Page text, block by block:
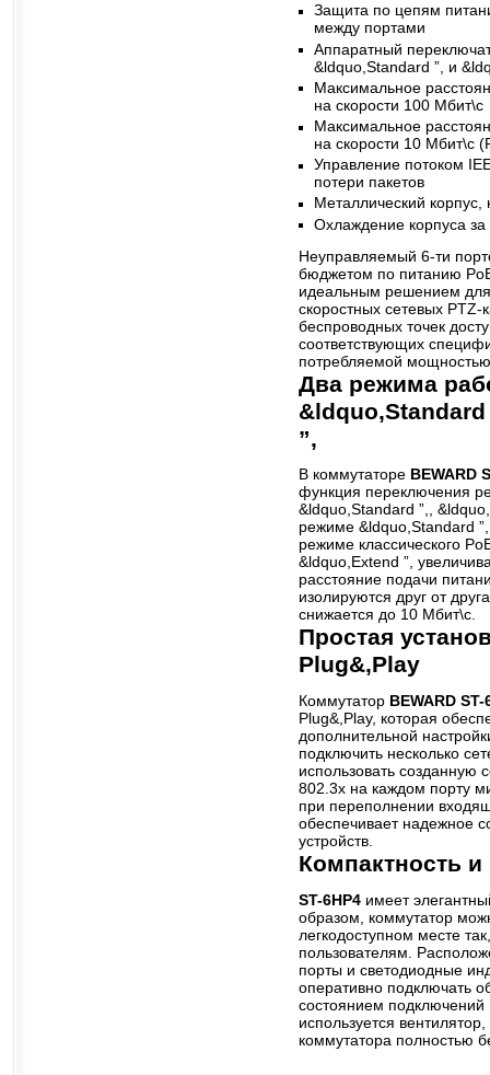
Защита по цепям
между портами
Аппаратный
&ldquo,Standard ”, и
Максимальное
на скорости 100 Мбит\с
Максимальное
на скорости 10 Мбит\с
Управление потоком
потери пакетов
Металлический
Охлаждение корпуса за
Неуправляемый 6-ти
бюджетом по питанию
идеальным решением для
скоростных сетевых
беспроводных точек
соответствующих
потребляемой
Два режима
”,
В коммутаторе BEWARD
функция переключения
&ldquo,Standard ”,,
режиме &ldquo,Standard
режиме классического
&ldquo,Extend ”,
расстояние подачи
изолируются друг от
снижается до 10 Мбит\с.
Простая
Plug&,Play
Коммутатор BEWARD ST-
Plug&,Play, которая
дополнительной
подключить несколько
использовать созданную
802.3x на каждом порту
при переполнении
обеспечивает надежное
устройств.
Компактность
ST-6HP4 имеет
образом, коммутатор
легкодоступном месте
пользователям.
порты и светодиодные
оперативно подключать
состоянием
используется
коммутатора полностью